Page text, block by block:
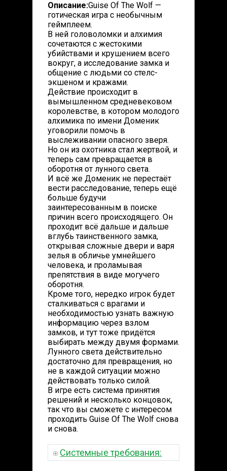
Описание:Guise Of The Wolf —
готическая игра с необычным
геймплеем.
В ней головоломки и алхимия
сочетаются с жестокими
убийствами и крушением всего
вокруг, а исследование замка и
общение с людьми со стелс-
экшеном и кражами.
Действие происходит в
вымышленном средневековом
королевстве, в котором молодого
алхимика по имени Доменик
уговорили помочь в
выслеживании опасного зверя.
Но он из охотника стал жертвой, и
теперь сам превращается в
оборотня от лунного света.
И всё же Доменик не перестаёт
вести расследование, теперь ещё
больше будучи
заинтересованным в поиске
причин всего происходящего. Он
проходит всё дальше и дальше
вглубь таинственного замка,
открывая сложные двери и варя
зелья в обличье умнейшего
человека, и проламывая
препятствия в виде могучего
оборотня.
Кроме того, нередко игрок будет
сталкиваться с врагами и
необходимостью узнать важную
информацию через взлом
замков, и тут тоже придётся
выбирать между двумя формами.
Лунного света действительно
достаточно для превращения, но
не в каждой ситуации можно
действовать только силой.
В игре есть система принятия
решений и несколько концовок,
так что вы сможете с интересом
проходить Guise Of The Wolf снова
и снова.
Системные требования: